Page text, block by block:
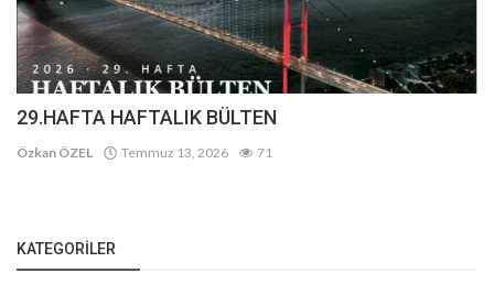
29.HAFTA HAFTALIK BÜLTEN
Özkan ÖZEL Temmuz 13, 2026 71
KATEGORILER